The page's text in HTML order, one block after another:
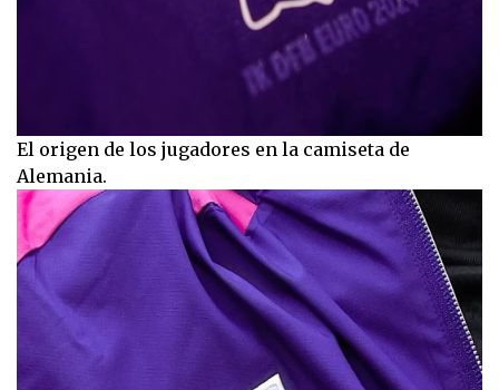
El origen de los jugadores en la camiseta de
Alemania.